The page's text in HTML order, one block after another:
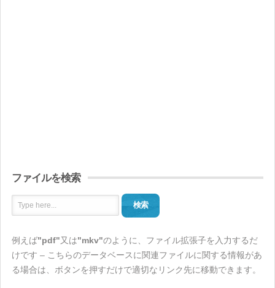
ファイルを検索
検索
例えば"pdf"又は"mkv"のように、ファイル拡張子を入力するだ
けです – こちらのデータベースに関連ファイルに関する情報があ
る場合は、ボタンを押すだけで適切なリンク先に移動できます。